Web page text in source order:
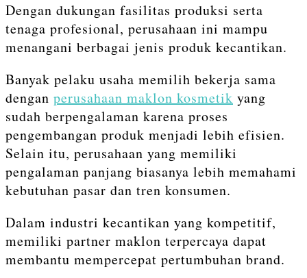
Dengan dukungan fasilitas produksi serta
tenaga profesional, perusahaan ini mampu
menangani berbagai jenis produk kecantikan.
Banyak pelaku usaha memilih bekerja sama
dengan perusahaan maklon kosmetik yang
sudah berpengalaman karena proses
pengembangan produk menjadi lebih efisien.
Selain itu, perusahaan yang memiliki
pengalaman panjang biasanya lebih memahami
kebutuhan pasar dan tren konsumen.
Dalam industri kecantikan yang kompetitif,
memiliki partner maklon terpercaya dapat
membantu mempercepat pertumbuhan brand.